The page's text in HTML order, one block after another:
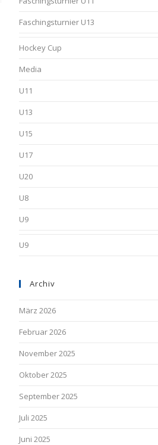
Faschingsturnier U13
Hockey Cup
Media
U11
U13
U15
U17
U20
U8
U9
U9
Archiv
März 2026
Februar 2026
November 2025
Oktober 2025
September 2025
Juli 2025
Juni 2025